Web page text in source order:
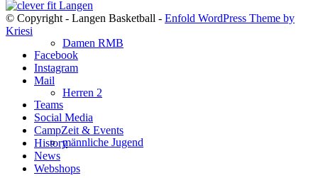
Damen RMB
Herren 2
männliche Jugend
© Copyright - Langen Basketball - Enfold WordPress Theme by
Kriesi
Facebook
Instagram
Mail
Teams
Social Media
CampZeit & Events
History
News
Webshops